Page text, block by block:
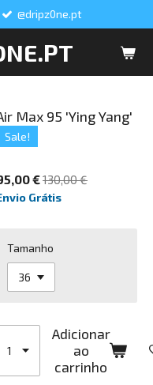
@dripz0ne.pt
Max 95 'Ying Yang'
Sale!
€130,00 €
Grátis
Tamanho
Adicionar
ao
carrinho